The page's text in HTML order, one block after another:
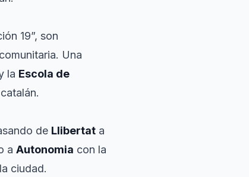
19”, son
Una
la Escola de
de Llibertat a
a Autonomia con la
ciudad.